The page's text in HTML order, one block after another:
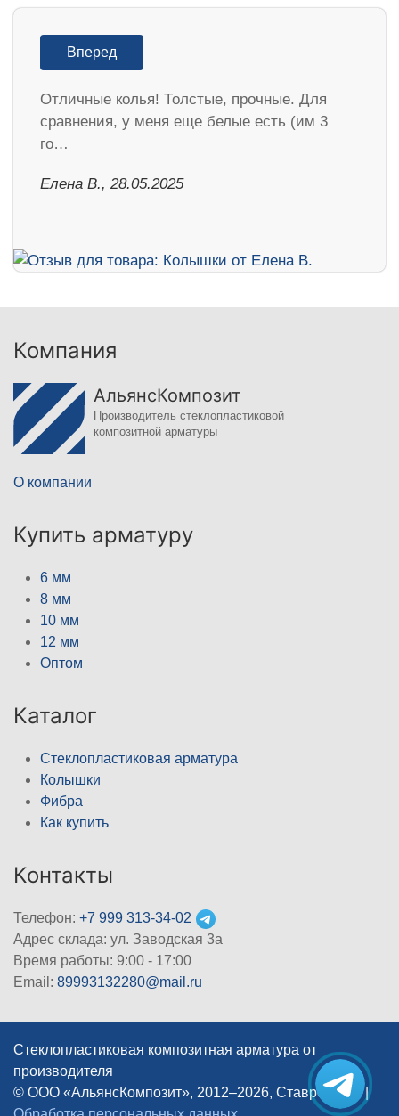
Вперед
Отличные колья! Толстые, прочные. Для
сравнения, у меня еще белые есть (им 3
го…
Елена В., 28.05.2025
Компания
АльянсКомпозит
Производитель стеклопластиковой
композитной арматуры
О компании
Купить арматуру
6 мм
8 мм
10 мм
12 мм
Оптом
Каталог
Стеклопластиковая арматура
Колышки
Фибра
Как купить
Контакты
Телефон: +7 999 313-34-02
Адрес склада: ул. Заводская 3а
Время работы: 9:00 - 17:00
Email: 89993132280@mail.ru
Стеклопластиковая композитная арматура от
производителя
© ООО «АльянсКомпозит», 2012–2026, Ставрополь
|